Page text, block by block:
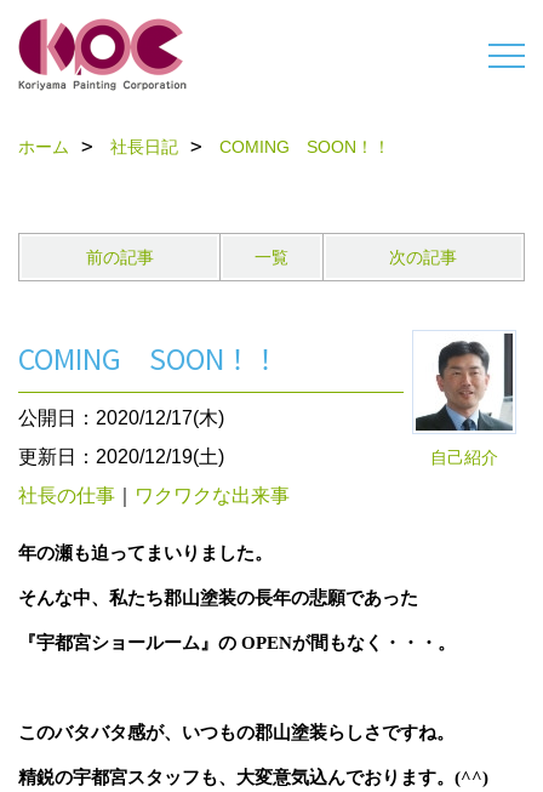
ホーム 社長日記 COMING SOON！！
前の記事 一覧 次の記事
自己紹介
COMING SOON！！
公開日：2020/12/17(木)
更新日：2020/12/19(土)
社長の仕事
ワクワクな出来事
年の瀬も迫ってまいりました。
そんな中、私たち郡山塗装の長年の悲願であった
『宇都宮ショールーム』の OPENが間もなく・・・。
このバタバタ感が、いつもの郡山塗装らしさですね。
精鋭の宇都宮スタッフも、大変意気込んでおります。 (^^)